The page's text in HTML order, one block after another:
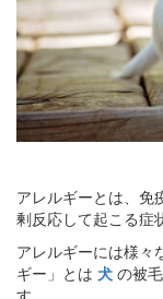
アレルギーとは、免
剰反応して起こる症
アレルギーには様々
ギー」とは 犬 の被
す。